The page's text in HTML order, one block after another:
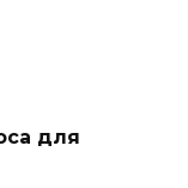
для